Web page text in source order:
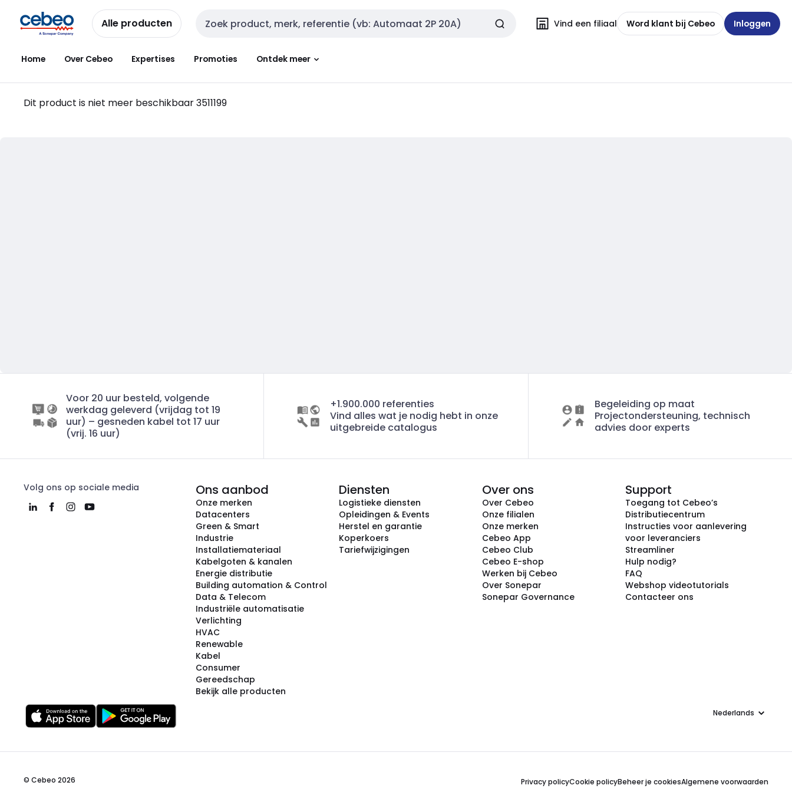
naar
navigatie
naar
inhoud
Alle producten Zoekveld invoer Vind een filiaal Word klant bij Cebeo Inloggen
Home Over Cebeo Expertises Promoties Ontdek meer
Dit product is niet meer beschikbaar3511199
Voor 20 uur besteld, volgende
werkdag geleverd (vrijdag tot 19
uur) – gesneden kabel tot 17 uur
(vrij. 16 uur)
+1.900.000 referenties
Vind alles wat je nodig hebt in onze
uitgebreide catalogus
Begeleiding op maat
Projectondersteuning, technisch
advies door experts
Volg ons op sociale media Ons aanbod
Onze merken
Datacenters
Green & Smart
Industrie
Installatiemateriaal
Kabelgoten & kanalen
Energie distributie
Building automation & Control
Data & Telecom
Industriële automatisatie
Verlichting
HVAC
Renewable
Kabel
Consumer
Gereedschap
Bekijk alle producten
Diensten
Logistieke diensten
Opleidingen & Events
Herstel en garantie
Koperkoers
Tariefwijzigingen
Over ons
Over Cebeo
Onze filialen
Onze merken
Cebeo App
Cebeo Club
Cebeo E-shop
Werken bij Cebeo
Over Sonepar
Sonepar Governance
Support
Toegang tot Cebeo’s
Distributiecentrum
Instructies voor aanlevering
voor leveranciers
Streamliner
Hulp nodig?
FAQ
Webshop videotutorials
Contacteer ons
Taal
© Cebeo 2026 Privacy policyCookie policyBeheer je cookiesAlgemene voorwaarden